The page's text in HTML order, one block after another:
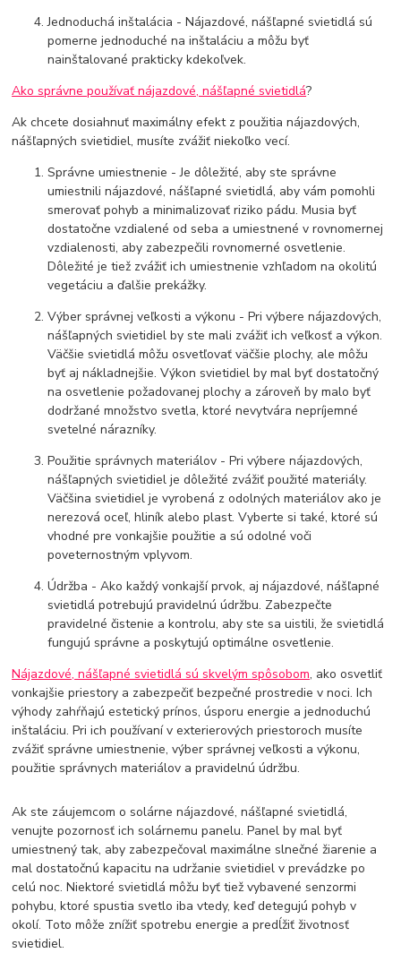
Jednoduchá inštalácia - Nájazdové, nášľapné svietidlá sú
pomerne jednoduché na inštaláciu a môžu byť
nainštalované prakticky kdekoľvek.
Ako správne používať nájazdové, nášľapné svietidlá?
Ak chcete dosiahnuť maximálny efekt z použitia nájazdových,
nášľapných svietidiel, musíte zvážiť niekoľko vecí.
Správne umiestnenie - Je dôležité, aby ste správne
umiestnili nájazdové, nášľapné svietidlá, aby vám pomohli
smerovať pohyb a minimalizovať riziko pádu. Musia byť
dostatočne vzdialené od seba a umiestnené v rovnomernej
vzdialenosti, aby zabezpečili rovnomerné osvetlenie.
Dôležité je tiež zvážiť ich umiestnenie vzhľadom na okolitú
vegetáciu a ďalšie prekážky.
Výber správnej veľkosti a výkonu - Pri výbere nájazdových,
nášľapných svietidiel by ste mali zvážiť ich veľkosť a výkon.
Väčšie svietidlá môžu osvetľovať väčšie plochy, ale môžu
byť aj nákladnejšie. Výkon svietidiel by mal byť dostatočný
na osvetlenie požadovanej plochy a zároveň by malo byť
dodržané množstvo svetla, ktoré nevytvára nepríjemné
svetelné nárazníky.
Použitie správnych materiálov - Pri výbere nájazdových,
nášľapných svietidiel je dôležité zvážiť použité materiály.
Väčšina svietidiel je vyrobená z odolných materiálov ako je
nerezová oceľ, hliník alebo plast. Vyberte si také, ktoré sú
vhodné pre vonkajšie použitie a sú odolné voči
poveternostným vplyvom.
Údržba - Ako každý vonkajší prvok, aj nájazdové, nášľapné
svietidlá potrebujú pravidelnú údržbu. Zabezpečte
pravidelné čistenie a kontrolu, aby ste sa uistili, že svietidlá
fungujú správne a poskytujú optimálne osvetlenie.
Nájazdové, nášľapné svietidlá sú skvelým spôsobom, ako osvetliť
vonkajšie priestory a zabezpečiť bezpečné prostredie v noci. Ich
výhody zahŕňajú estetický prínos, úsporu energie a jednoduchú
inštaláciu. Pri ich používaní v exterierových priestoroch musíte
zvážiť správne umiestnenie, výber správnej veľkosti a výkonu,
použitie správnych materiálov a pravidelnú údržbu.
Ak ste záujemcom o solárne nájazdové, nášľapné svietidlá,
venujte pozornosť ich solárnemu panelu. Panel by mal byť
umiestnený tak, aby zabezpečoval maximálne slnečné žiarenie a
mal dostatočnú kapacitu na udržanie svietidiel v prevádzke po
celú noc. Niektoré svietidlá môžu byť tiež vybavené senzormi
pohybu, ktoré spustia svetlo iba vtedy, keď detegujú pohyb v
okolí. Toto môže znížiť spotrebu energie a predĺžiť životnosť
svietidiel.